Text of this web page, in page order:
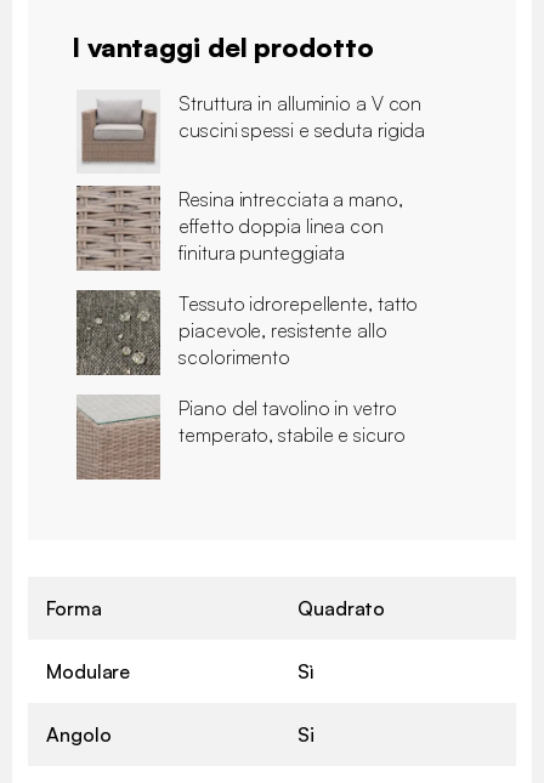
I vantaggi del prodotto
Struttura in alluminio a V con
cuscini spessi e seduta rigida
Resina intrecciata a mano,
effetto doppia linea con
finitura punteggiata
Tessuto idrorepellente, tatto
piacevole, resistente allo
scolorimento
Piano del tavolino in vetro
temperato, stabile e sicuro
Forma Quadrato
Modulare Sì
Angolo Si